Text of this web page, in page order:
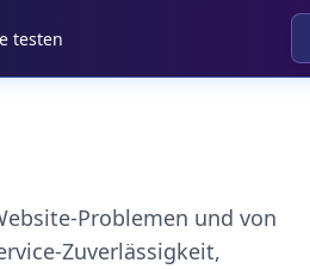
testen
Problemen und von
Zuverlässigkeit,